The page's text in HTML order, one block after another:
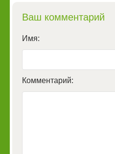
Ваш комментарий
Имя:
Комментарий: